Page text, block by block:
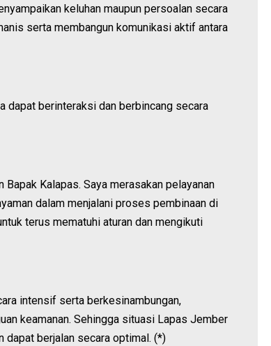
keluhan maupun persoalan secara
serta membangun komunikasi aktif antara
dapat berinteraksi dan berbincang secara
Kalapas. Saya merasakan pelayanan
dalam menjalani proses pembinaan di
terus mematuhi aturan dan mengikuti
intensif serta berkesinambungan,
keamanan. Sehingga situasi Lapas Jember
dapat berjalan secara optimal. (*)